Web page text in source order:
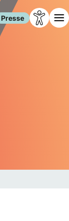
Presse